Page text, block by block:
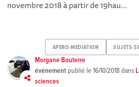
novembre 2018 à partir de 19hau...
APERO-MEDIATION SUJETS-
Morgane Bouterre
événement publié le16/10/2018 dans
sciences